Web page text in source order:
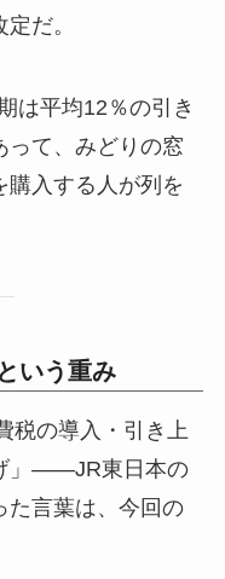
だ。
は平均12％の引き
って、みどりの窓
購入する人が列を
いう重み
税の導入・引き上
」——JR東日本の
た言葉は、今回の